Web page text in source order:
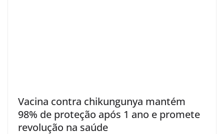
Vacina contra chikungunya mantém
98% de proteção após 1 ano e promete
revolução na saúde